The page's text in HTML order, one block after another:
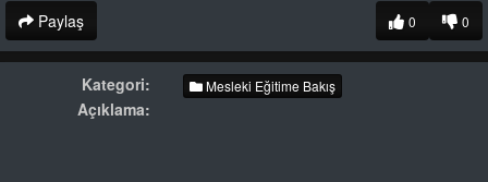
Paylaş 0
0
Kategori: Mesleki Eğitime Bakış
Açıklama: